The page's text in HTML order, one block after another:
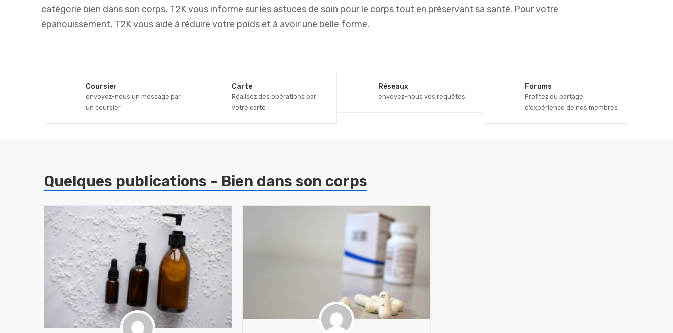
catégorie bien dans son corps, T2K vous informe sur les astuces de soin pour le corps tout en préservant sa santé. Pour votre
épanouissement, T2K vous aide à réduire votre poids et à avoir une belle forme.
Coursier
envoyez-nous un message par
un coursier
Carte
Réalisez des opérations par
votre carte
Réseaux
envoyez-nous vos requêtes
Forums
Profitez du partage
d’expérience de nos membres
Quelques publications - Bien dans son corps